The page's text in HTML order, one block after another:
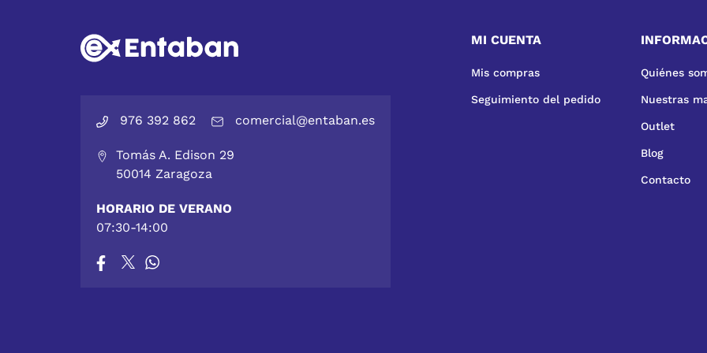
976 392 862 comercial@entaban.es
Tomás A. Edison 29
50014 Zaragoza
HORARIO DE VERANO
07:30-14:00
MI CUENTA
Mis compras
Seguimiento del pedido
Quiénes
Nuestras
Outlet
Blog
Contacto